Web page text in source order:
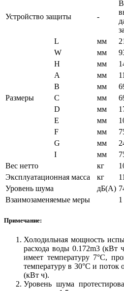
Устройство защиты -
Размеры
L мм
W
мм
H
мм
A
мм
B
мм
C
мм
D
мм
E
мм
F
мм
G
мм
I
мм
Вес нетто
кг
Эксплуатационная масса
кг
Уровень шума
дБ(A)
Взаимозаменяемые меры
Примечание:
Холодильная мощность
расхода воды 0.172m3 (кВт
имеет температуру 7°C,
температуру в 30°C и
(кВт ч).
Уровень шума